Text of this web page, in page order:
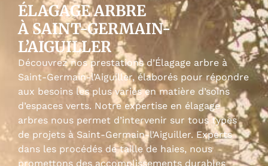
ÉLAGAGE ARBRE
À SAINT-GERMAIN-
L’AIGUILLER
Découvrez nos prestations d’Élagage arbre à
Saint-Germain-l’Aiguiller, élaborés pour répondre
aux besoins les plus variés en matière d’soins
d’espaces verts. Notre expertise en élagage
arbres nous permet d’intervenir sur tous types
de projets à Saint-Germain-l’Aiguiller. Experts
dans les procédés de taille de haies, nous
promettons des accomplissements durables